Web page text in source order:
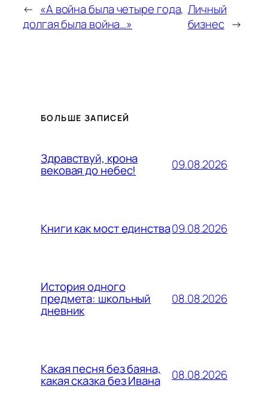
← «А война была четыре года,
долгая была война…»
Личный
бизнес →
БОЛЬШЕ ЗАПИСЕЙ
Здравствуй, крона
вековая до небес! 09.08.2026
Книги как мост единства09.08.2026
История одного
предмета: школьный
дневник
08.08.2026
Какая песня без баяна,
какая сказка без Ивана 08.08.2026